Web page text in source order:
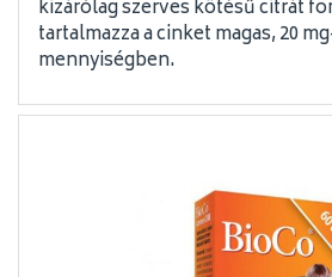
kizárólag szerves kötésű citrát
tartalmazza a cinket magas, 20
mennyiségben.